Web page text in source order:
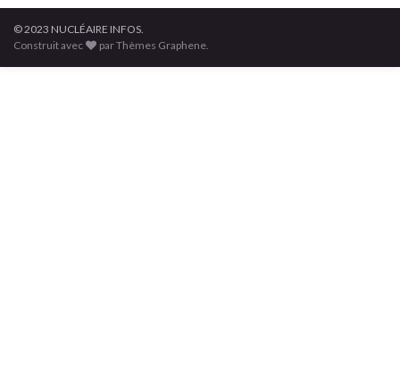
© 2023 NUCLÉAIRE INFOS.
Construit avec
par Thèmes Graphene.